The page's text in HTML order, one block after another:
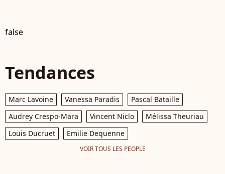
false
Tendances
Marc Lavoine Vanessa Paradis
Pascal Bataille
Audrey Crespo-Mara
Vincent Niclo
Mélissa Theuriau
Louis Ducruet
Emilie Dequenne
VOIR TOUS LES PEOPLE